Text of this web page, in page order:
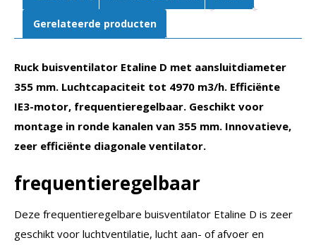
Gerelateerde producten
Ruck buisventilator Etaline D met aansluitdiameter
355 mm. Luchtcapaciteit tot 4970 m3/h. Efficiënte
IE3-motor, frequentieregelbaar. Geschikt voor
montage in ronde kanalen van 355 mm. Innovatieve,
zeer efficiënte diagonale ventilator.
frequentieregelbaar
Deze frequentieregelbare buisventilator Etaline D is zeer
geschikt voor luchtventilatie, lucht aan- of afvoer en